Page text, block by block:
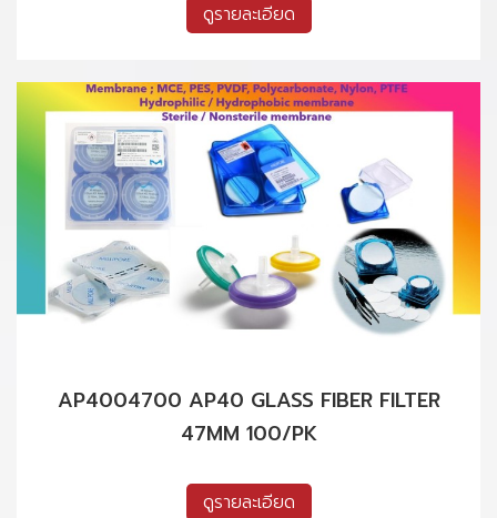
ดูรายละเอียด
AP4004700 AP40 GLASS FIBER FILTER
47MM 100/PK
ดูรายละเอียด